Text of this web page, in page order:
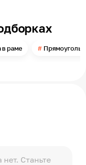
в раме
Станьте